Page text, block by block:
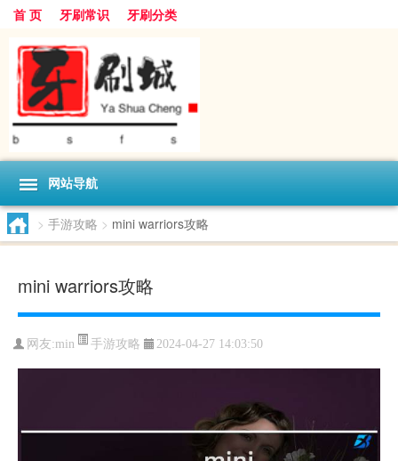
首 页 牙刷常识 牙刷分类
网站导航
> 手游攻略 > mini warriors攻略
mini warriors攻略
网友:min 手游攻略 2024-04-27 14:03:50